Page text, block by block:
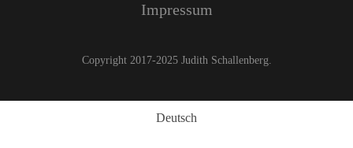
Impressum
Copyright 2017-2025 Judith Schallenberg
Deutsch